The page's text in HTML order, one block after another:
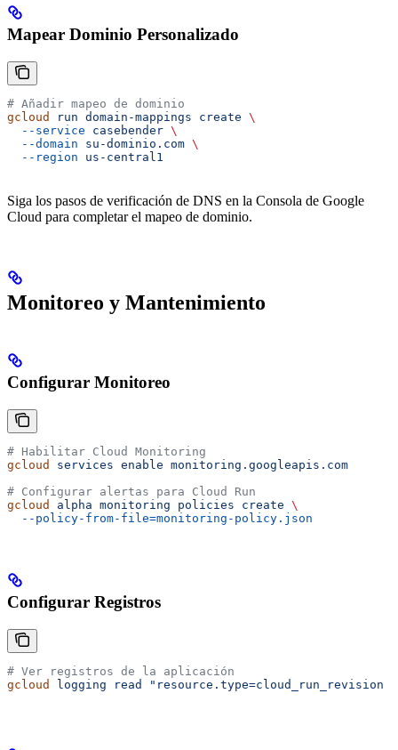
Mapear Dominio Personalizado
# Añadir mapeo de dominio
gcloud
run domain-mappings create \
  --service
casebender \
  --domain
su-dominio.com \
  --region
us-central1
Siga los pasos de verificación de DNS en la Consola de Google
Cloud para completar el mapeo de dominio.
Monitoreo y Mantenimiento
Configurar Monitoreo
# Habilitar Cloud Monitoring
gcloud
services enable monitoring.googleapis.com
# Configurar alertas para Cloud Run
gcloud
alpha monitoring policies create \
  --policy-from-file=monitoring-policy.json
Configurar Registros
# Ver registros de la aplicación
gcloud
logging read "resource.type=cloud_run_revision